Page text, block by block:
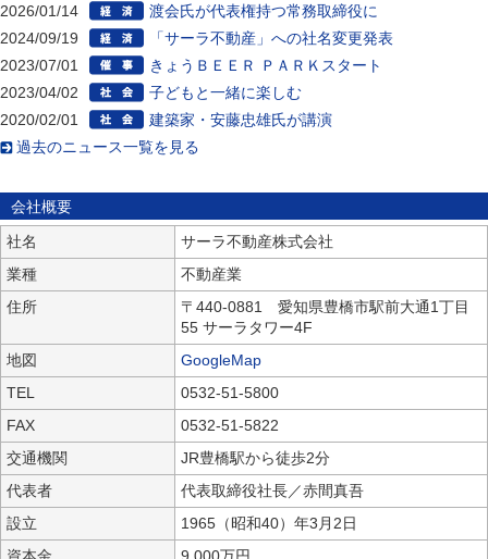
2026/01/14
渡会氏が代表権持つ常務取締役に
2024/09/19
「サーラ不動産」への社名変更発表
2023/07/01
きょうＢＥＥＲ ＰＡＲＫスタート
2023/04/02
子どもと一緒に楽しむ
2020/02/01
建築家・安藤忠雄氏が講演
過去のニュース一覧を見る
会社概要
社名
サーラ不動産株式会社
業種
不動産業
住所
〒440-0881 愛知県豊橋市駅前大通1丁目
55 サーラタワー4F
地図
GoogleMap
TEL
0532-51-5800
FAX
0532-51-5822
交通機関
JR豊橋駅から徒歩2分
代表者
代表取締役社長／赤間真吾
設立
1965（昭和40）年3月2日
資本金
9,000万円